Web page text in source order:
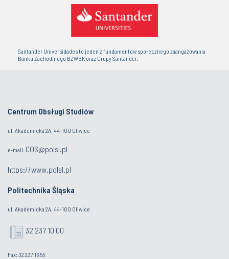
Santander Universidades to jeden z fundamentów społecznego zaangażowania
Banku Zachodniego BZWBK oraz Grupy Santander.
Centrum Obsługi Studiów
ul. Akademicka 2A, 44-100 Gliwice
e-mail: COS@polsl.pl
https://www.polsl.pl
Politechnika Śląska
ul. Akademicka 2A, 44-100 Gliwice
32 237 10 00
Fax: 32 237 16 55